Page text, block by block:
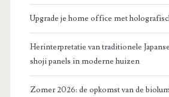
Upgrade je home office met
Herinterpretatie van traditionele
shoji panels in moderne huizen
Zomer 2026: de opkomst van de